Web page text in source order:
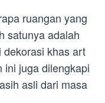
ruangan yang
satunya adalah
dekorasi khas art
ini juga dilengkapi
asli dari masa